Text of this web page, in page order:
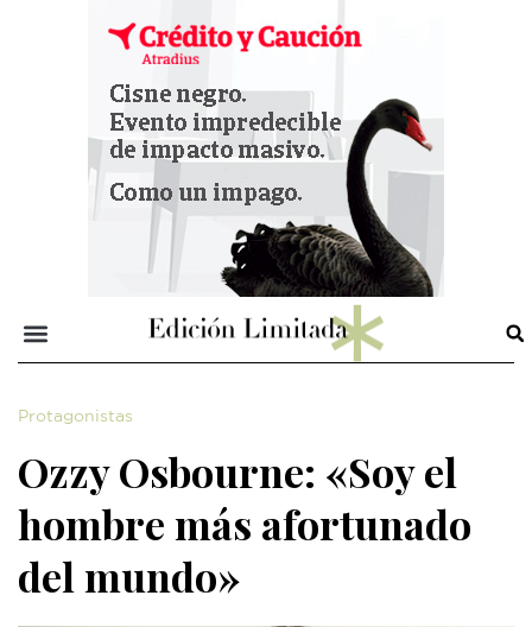
Protagonistas
Ozzy Osbourne: «Soy el
hombre más afortunado
del mundo»